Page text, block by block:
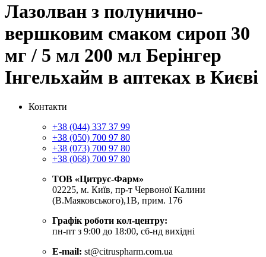
Лазолван з полунично-
вершковим смаком сироп 30
мг / 5 мл 200 мл Берінгер
Інгельхайм в аптеках в Києві
Контакти
+38 (044) 337 37 99
+38 (050) 700 97 80
+38 (073) 700 97 80
+38 (068) 700 97 80
ТОВ «Цитрус-Фарм»
02225, м. Київ, пр-т Червоної Калини
(В.Маяковського),1В, прим. 176
Графік роботи кол-центру:
пн-пт з 9:00 до 18:00, сб-нд вихідні
E-mail: st@citruspharm.com.ua